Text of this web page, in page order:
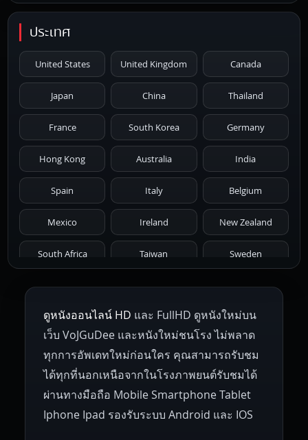
1996 1995 1994 1993 1992
1986 1985 1984 1983 1982
1981 1980 1979 1978 1977
1976 1975 1974 1973 1972
1971 1970 1969 1968 1967
1966 1965 1964 1963 1962
1959 1955
1945 1942 1941 1940 1939
1938 1937 1930 1928 1916
ประเทศ
United States United Kingdom Canada
Japan China Thailand
France South Korea Germany
Hong Kong Australia India
Spain Italy Belgium
Mexico Ireland New Zealand
South Africa Taiwan Sweden
Netherlands Russia Poland
Hungary Denmark Bulgaria
Czech Republic Brazil Turkey
ดูหนังออนไลน์ HD และ FullHD ดูหนังใหม่บน
เว็บ VoJGuDee และหนังใหม่ชนโรง ไม่พลาด
ทุกการอัพเดทใหม่ก่อนใคร คุณสามารถรับชม
ได้ทุกที่นอกเหนือจากในโรงภาพยนต์รับชมได้
ผ่านทางมือถือ Mobile Smartphone Tablet
Iphone Ipad รองรับระบบ Android และ IOS